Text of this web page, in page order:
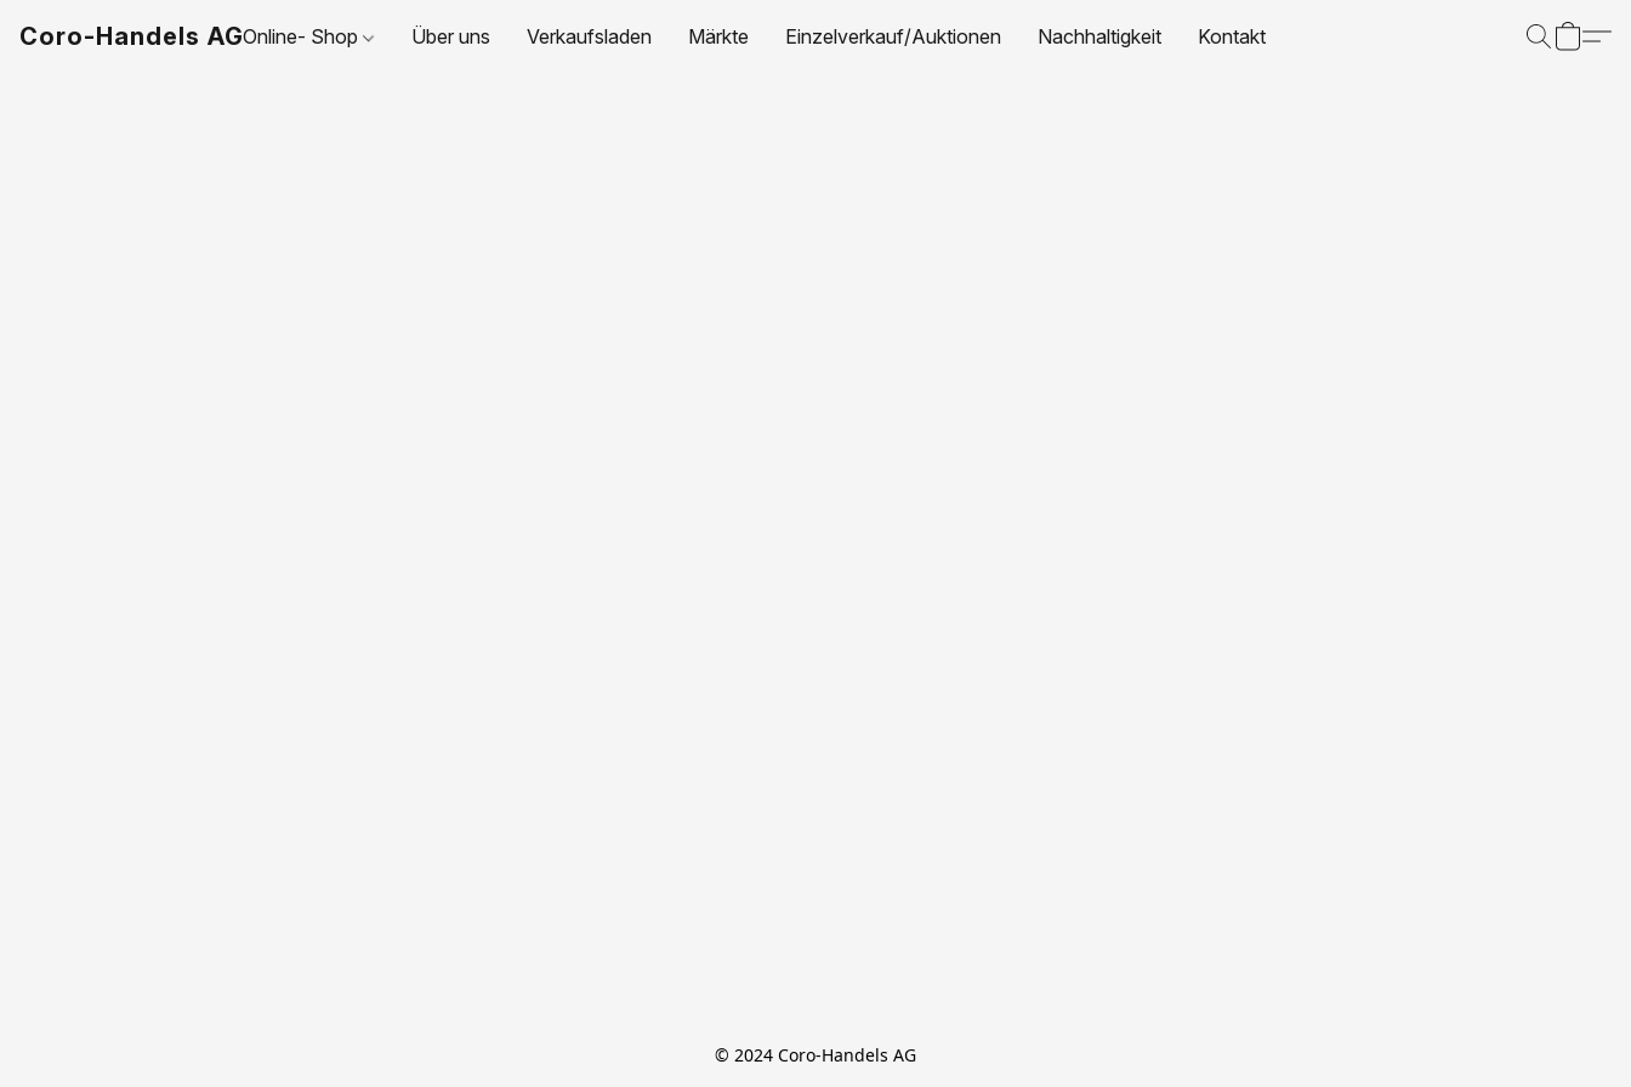
Coro-Handels AGOnline- Shop Über uns Verkaufsladen Märkte Einzelverkauf/Auktionen Nachhaltigkeit Kontakt
© 2024 Coro-Handels AG